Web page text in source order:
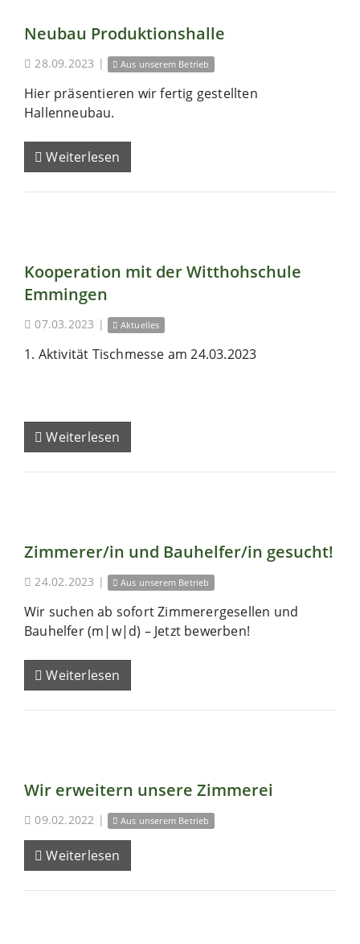
Neubau Produktionshalle
28.09.2023 | Aus unserem Betrieb
Hier präsentieren wir fertig gestellten
Hallenneubau.
Weiterlesen
Kooperation mit der Witthohschule
Emmingen
07.03.2023 | Aktuelles
1. Aktivität Tischmesse am 24.03.2023
Weiterlesen
Zimmerer/in und Bauhelfer/in gesucht!
24.02.2023 | Aus unserem Betrieb
Wir suchen ab sofort Zimmerergesellen und
Bauhelfer (m|w|d) – Jetzt bewerben!
Weiterlesen
Wir erweitern unsere Zimmerei
09.02.2022 | Aus unserem Betrieb
Weiterlesen